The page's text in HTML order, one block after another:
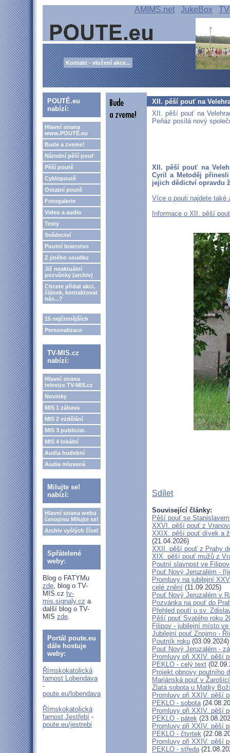
AMIMS.net JukeBox
Kontakt - vložení akce...
POUTĚ.eu
nabízí:
Hlavní strana
www.POUTĚ.eu
Bude a zveme!
Národní pěší pouť
Pěší poutě
Cyklopoutě
Ostatní poutě
Fotogalerie
Video a audio
Texty
Svědectví
Poutní bratrstvo
Z jiného soudku
Již neaktuální
pozvánky (archiv)
Chcete přidat akci,
článek, kontaktovat
nás...?
15 nejčtenějších
Personalizace
TV-MIS.cz
nabízí:
Hlavní strana
televize TV-MIS.cz
Novinky
MIS 1 zábava
MIS 2 vzdělání
MIS 3 publicist.
MIS 4 lokální
Audia hudební
Audia mluvená
Milujte se!
nabízí:
Hlavní strana webu
časopisu Milujte se!
Archiv vyšlých čísel
Spřátelené
weby:
Blog o FATYMu
zde, blog o TV-
MIS.cz tv-
mis.signaly.cz a
další blog o TV-
MIS zde.
Portál poute.eu
dále hostuje
weby:
Římskokatolická
farnost Lobendava
-
poute.eu/lobendava
Římskokatolická
farnost Jestřebí -
poute.eu/jestrebi
XII. pěší pouť na
XII. pěší pouť na
Peňáz posílá nový
XII. pěší pouť na
Cyril a Metoděj
jejich dědictví opravdu
Více o pouti najdete také
Informace o XII. pěší
Sdílet
Související články:
Pěší pouť se
XXVI. pěší pouť z
XXIX. pěší pouť dívek a
(21.04.2026)
XXII. pěší pouť z Prahy
XIX. pěší pouť mužů z
Poutní slavnost ve
Pouť Nový Jeruzalém -
Promluvy na jubilejní
celé znění (11.09.2025)
Pouť Nový Jeruzalém v
Pozvánka na pouť do
Přehled poutí u sv.
Pěší pouť Svatého roku
Filipov - jubilejní místo
Jubilejní pouť Znojmo -
Poutník roku (03.09.2024)
Pouť Nový Jeruzalém -
Promluvy při XXIV. pěší
PEKLO - celý text
Projekt obnovy poutního
Mariánská pouť v
Zlatá sobota u Matky
Promluvy při XXIV. pěší
PEKLO - sobota
Promluvy při XXIV. pěší
PEKLO - pátek
Promluvy při XXIV. pěší
PEKLO - čtvrtek
Promluvy při XXIV. pěší
PEKLO - středa